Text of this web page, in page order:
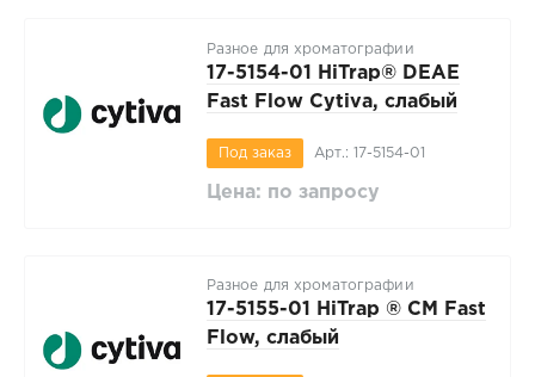
Разное для хроматографии
17-5154-01 HiTrap® DEAE
Fast Flow Cytiva, слабый
5 х 1 мл, Cytiva
Цена: по запросу
Под заказ Арт.: 17-5154-01
Разное для хроматографии
17-5155-01 HiTrap ® CM Fast
Flow, слабый